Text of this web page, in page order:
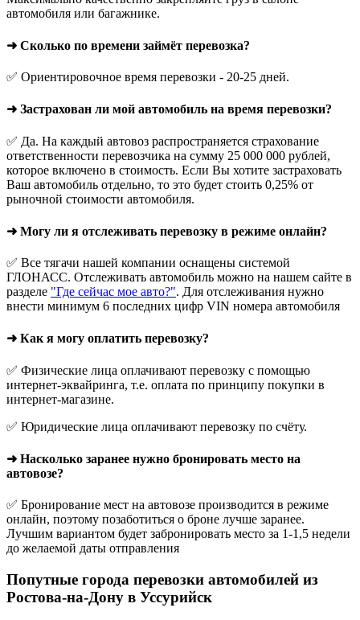
автомобиля или багажнике.
➜ Сколько по времени займёт перевозка?
✅ Ориентировочное время перевозки - 20-25 дней.
➜ Застрахован ли мой автомобиль на время перевозки?
✅ Да. На каждый автовоз распространяется страхование
ответственности перевозчика на сумму 25 000 000 рублей,
которое включено в стоимость. Если Вы хотите застраховать
Ваш автомобиль отдельно, то это будет стоить 0,25% от
рыночной стоимости автомобиля.
➜ Могу ли я отслеживать перевозку в режиме онлайн?
✅ Все тягачи нашей компании оснащены системой
ГЛОНАСС. Отслеживать автомобиль можно на нашем сайте в
разделе "Где сейчас мое авто?". Для отслеживания нужно
внести минимум 6 последних цифр VIN номера автомобиля
➜ Как я могу оплатить перевозку?
✅ Физические лица оплачивают перевозку с помощью
интернет-эквайринга, т.е. оплата по принципу покупки в
интернет-магазине.
✅ Юридические лица оплачивают перевозку по счёту.
➜ Насколько заранее нужно бронировать место на
автовозе?
✅ Бронирование мест на автовозе производится в режиме
онлайн, поэтому позаботиться о броне лучше заранее.
Лучшим вариантом будет забронировать место за 1-1,5 недели
до желаемой даты отправления
Попутные города перевозки автомобилей из
Ростова-на-Дону в Уссурийск